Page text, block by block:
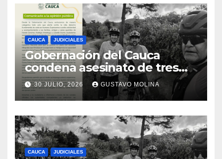
CAUCA JUDICIALES
Gobernación del Cauca
condena asesinato de tres
ciudadanos y exige medidas
urgentes al Gobierno
Nacional
30 JULIO, 2026 GUSTAVO MOLINA
CAUCA JUDICIALES